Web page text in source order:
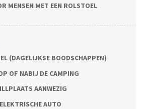
MENSEN MET EEN ROLSTOEL
(DAGELIJKSE BOODSCHAPPEN)
OF NABIJ DE CAMPING
AANWEZIG
AUTO